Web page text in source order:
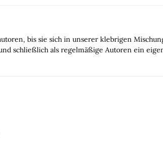
bis sie sich in unserer klebrigen
schließlich als regelmäßige Autoren ein